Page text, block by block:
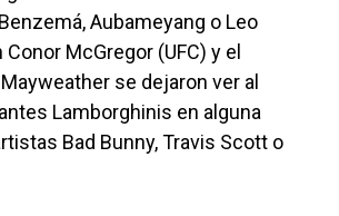
Aubameyang o Leo
McGregor (UFC) y el
se dejaron ver al
Lamborghinis en alguna
Bad Bunny, Travis Scott o